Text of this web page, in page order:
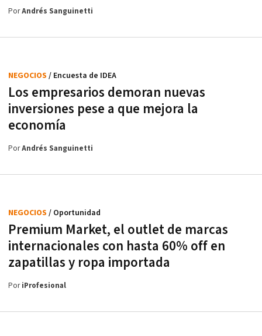
PorAndrés Sanguinetti
Los empresarios demoran nuevas
inversiones pese a que mejora la
economía
NEGOCIOS / Encuesta de IDEA
PorAndrés Sanguinetti
Premium Market, el outlet de marcas
internacionales con hasta 60% off en
zapatillas y ropa importada
NEGOCIOS / Oportunidad
PoriProfesional